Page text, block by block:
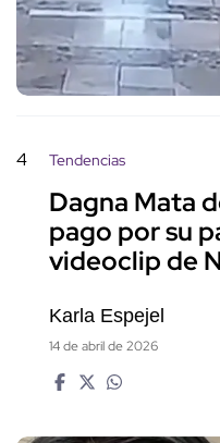
4 Tendencias
Dagna Mata
pago por su
videoclip de
Karla Espejel
14 de abril de 2026